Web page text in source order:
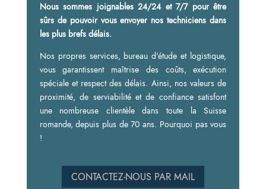
Nous sommes joignables 24/24 et 7/7 pour être
sûrs de pouvoir vous envoyer nos techniciens dans
les plus brefs délais.
Nos propres services, bureau d'étude et logistique,
vous garantissent maîtrise des coûts, exécution
spéciale et respect des délais. Ainsi, nos valeurs de
proximité, de serviabilité et de confiance satisfont
une nombreuse clientèle dans toute la Suisse
romande, depuis plus de 70 ans. Pourquoi pas vous
!
CONTACTEZ-NOUS PAR MAIL